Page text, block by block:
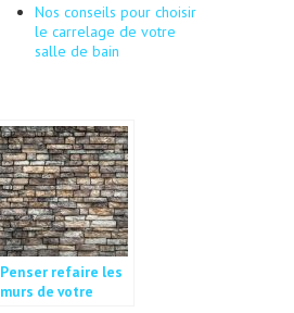
Nos conseils pour choisir
le carrelage de votre
salle de bain
Penser refaire les
murs de votre